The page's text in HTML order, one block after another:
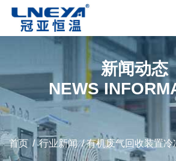
新闻动态
NEWS
首页 /行业新闻/ 有机废气回收装置冷